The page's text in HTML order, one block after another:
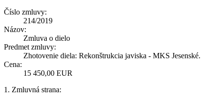
Číslo zmluvy:
214/2019
Názov:
Zmluva o dielo
Predmet zmluvy:
Zhotovenie diela: Rekonštrukcia javiska - MKS Jesenské.
Cena:
15 450,00 EUR
1. Zmluvná strana: